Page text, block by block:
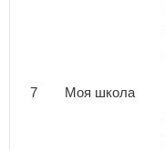
7 Моя школа